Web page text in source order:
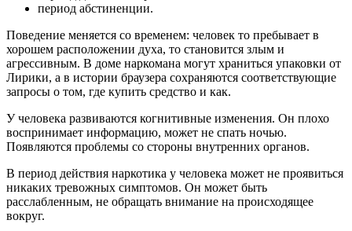
период абстиненции.
Поведение меняется со временем: человек то пребывает в
хорошем расположении духа, то становится злым и
агрессивным. В доме наркомана могут храниться упаковки от
Лирики, а в истории браузера сохраняются соответствующие
запросы о том, где купить средство и как.
У человека развиваются когнитивные изменения. Он плохо
воспринимает информацию, может не спать ночью.
Появляются проблемы со стороны внутренних органов.
В период действия наркотика у человека может не проявиться
никаких тревожных симптомов. Он может быть
расслабленным, не обращать внимание на происходящее
вокруг.